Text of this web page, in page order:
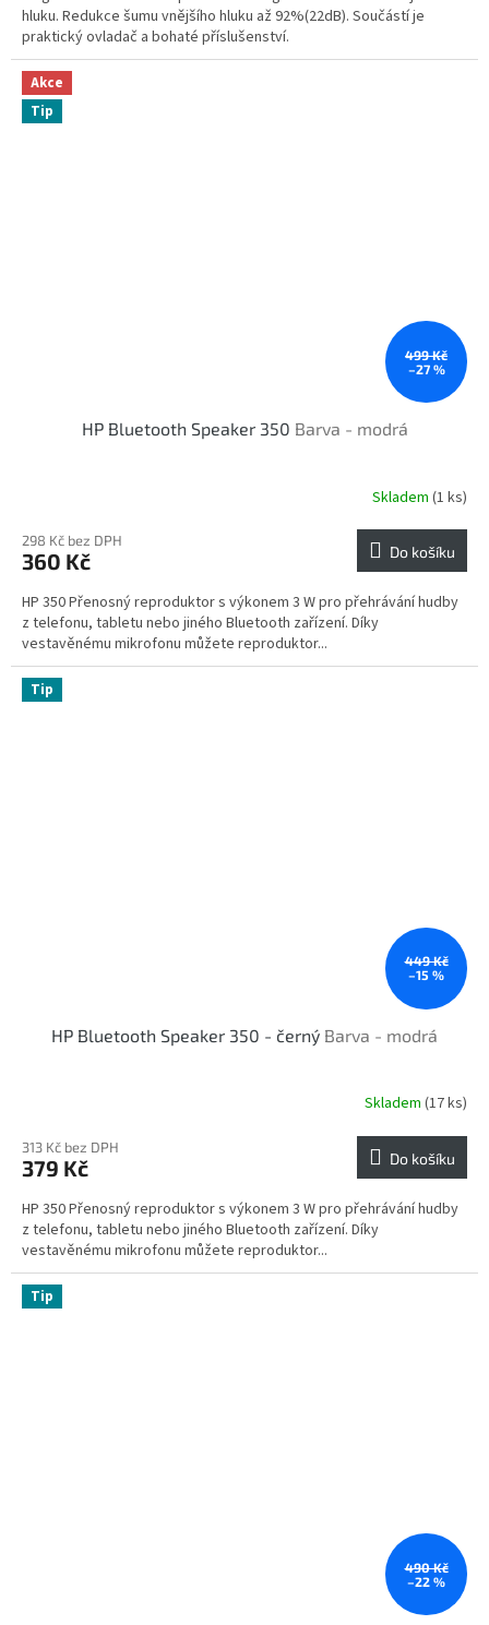
hluku. Redukce šumu vnějšího hluku až 92%(22dB). Součástí je
praktický ovladač a bohaté příslušenství.
Akce
Tip
499 Kč
–27 %
HP Bluetooth Speaker 350 Barva - modrá
Skladem (1 ks)
298 Kč bez DPH
360 Kč Do košíku
HP 350 Přenosný reproduktor s výkonem 3 W pro přehrávání hudby
z telefonu, tabletu nebo jiného Bluetooth zařízení. Díky
vestavěnému mikrofonu můžete reproduktor...
Tip
449 Kč
–15 %
HP Bluetooth Speaker 350 - černý Barva - modrá
Skladem (17 ks)
313 Kč bez DPH
379 Kč Do košíku
HP 350 Přenosný reproduktor s výkonem 3 W pro přehrávání hudby
z telefonu, tabletu nebo jiného Bluetooth zařízení. Díky
vestavěnému mikrofonu můžete reproduktor...
Tip
490 Kč
–22 %